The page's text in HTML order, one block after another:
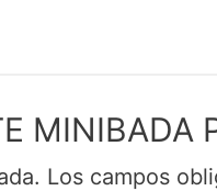
MINIBADA
Los campos